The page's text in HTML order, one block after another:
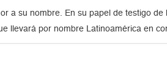
a su nombre. En su papel de testigo
llevará por nombre Latinoamérica en